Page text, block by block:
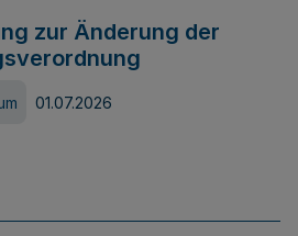
zur Änderung der
01.07.2026